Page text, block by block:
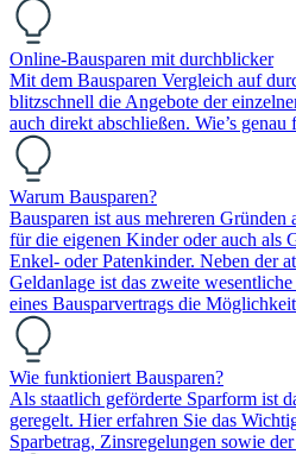
Online-Bausparen mit durchblicker
Mit dem Bausparen Vergleich auf
blitzschnell die Angebote der
auch direkt abschließen. Wie’s
Warum Bausparen?
Bausparen ist aus mehreren
für die eigenen Kinder oder auch als
Enkel- oder Patenkinder. Neben der
Geldanlage ist das zweite
eines Bausparvertrags die
Wie funktioniert Bausparen?
Als staatlich geförderte Sparform ist
geregelt. Hier erfahren Sie das
Sparbetrag, Zinsregelungen sowie